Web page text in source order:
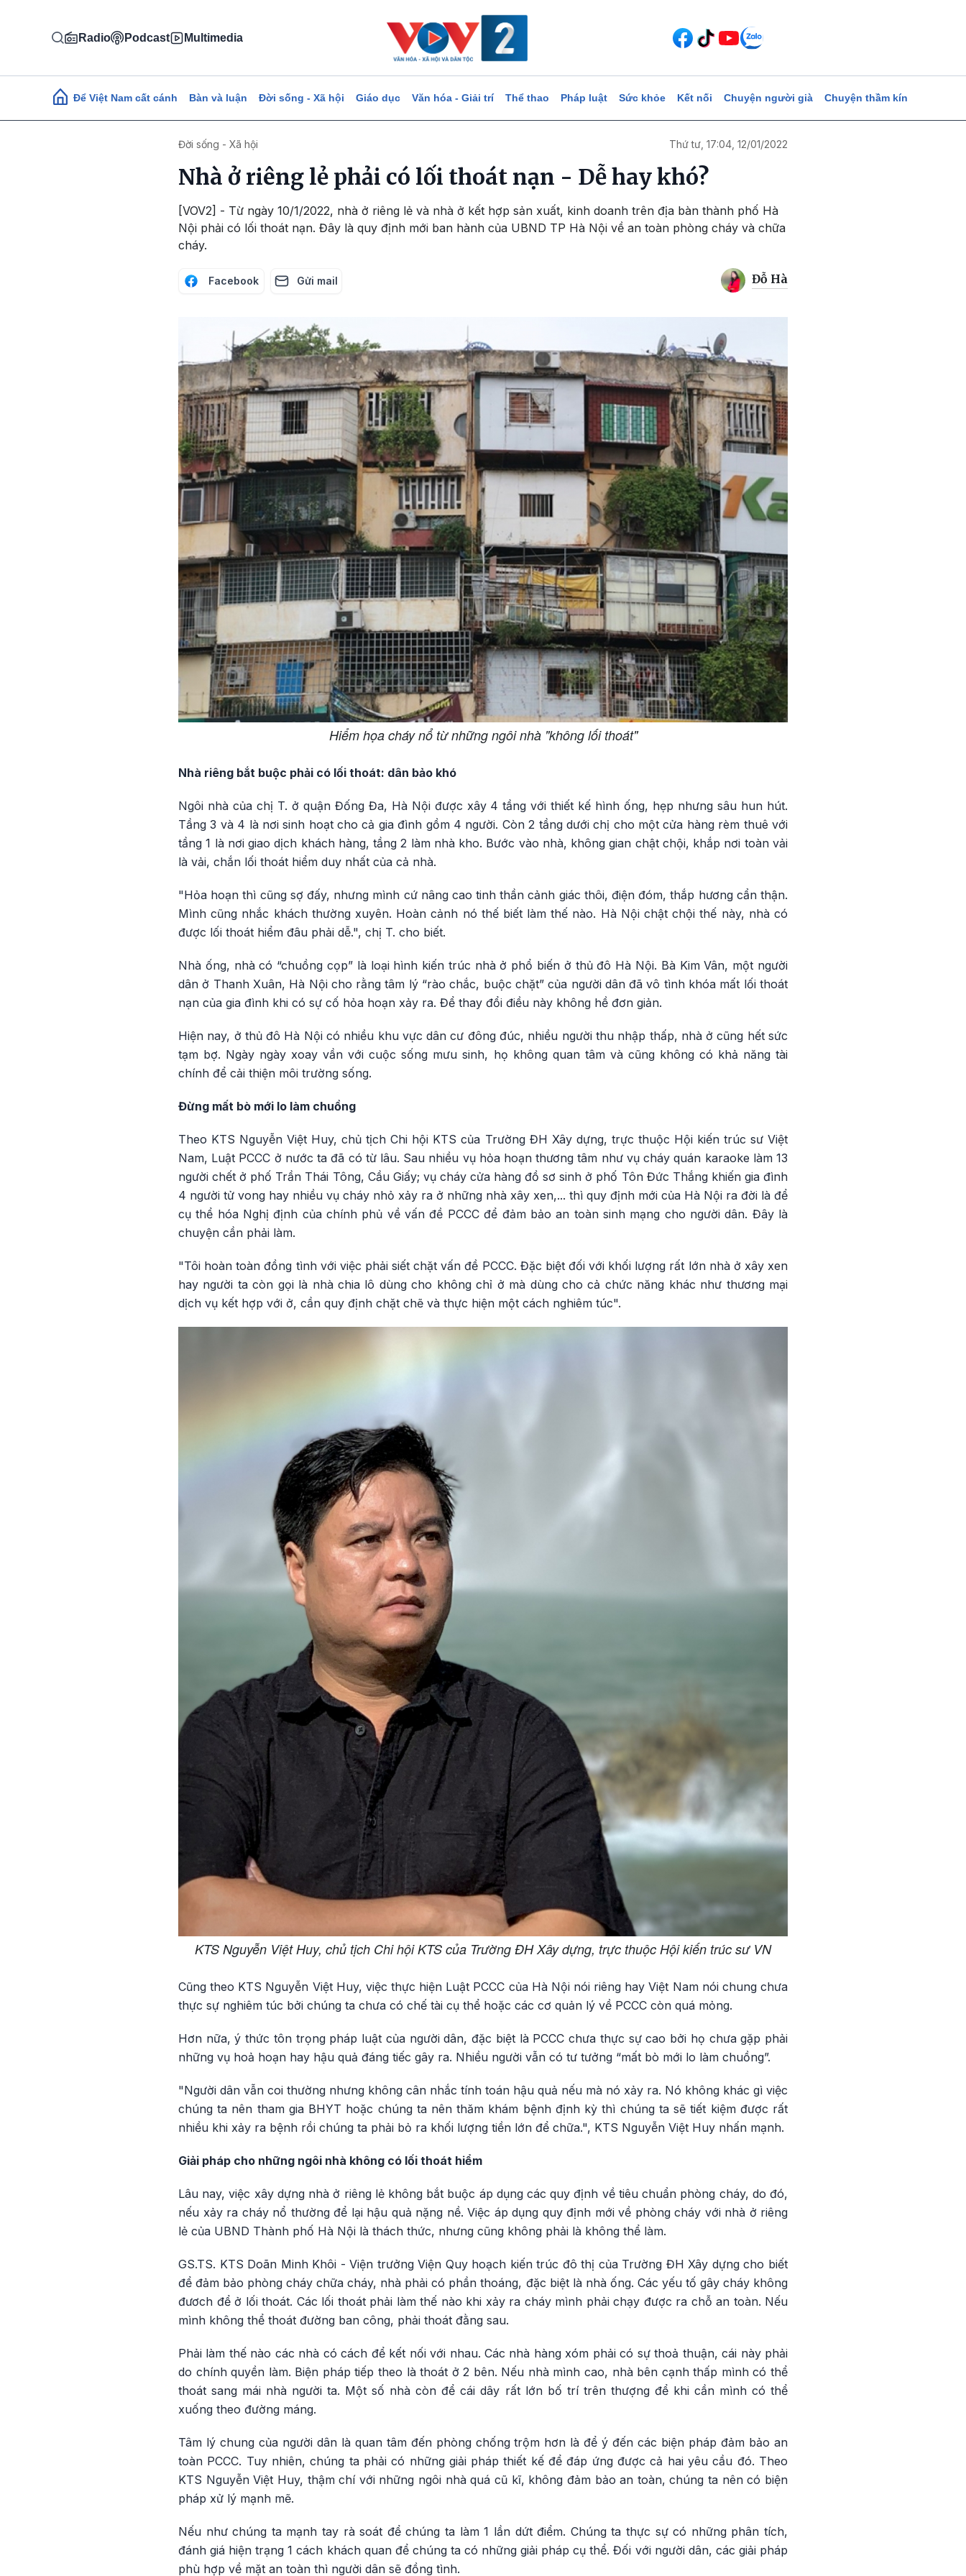
Radio Podcast Multimedia
Main navigation
Để Việt Nam cất cánh Bàn và luận Đời sống - Xã hội Giáo dục Văn hóa - Giải trí Thể thao Pháp luật Sức khỏe Kết nối Chuyện người già Chuyện thầm kín
Đời sống - Xã hội Thứ tư, 17:04, 12/01/2022
Nhà ở riêng lẻ phải có lối thoát nạn - Dễ hay khó?
[VOV2] - Từ ngày 10/1/2022, nhà ở riêng lẻ và nhà ở kết hợp sản xuất, kinh doanh trên địa bàn thành phố Hà
Nội phải có lối thoát nạn. Đây là quy định mới ban hành của UBND TP Hà Nội về an toàn phòng cháy và chữa
cháy.
Facebook Gửi mail Đỗ Hà
Hiểm họa cháy nổ từ những ngôi nhà "không lối thoát"
Nhà riêng bắt buộc phải có lối thoát: dân bảo khó
Ngôi nhà của chị T. ở quận Đống Đa, Hà Nội được xây 4 tầng với thiết kế hình ống, hẹp nhưng sâu hun hút.
Tầng 3 và 4 là nơi sinh hoạt cho cả gia đình gồm 4 người. Còn 2 tầng dưới chị cho một cửa hàng rèm thuê với
tầng 1 là nơi giao dịch khách hàng, tầng 2 làm nhà kho. Bước vào nhà, không gian chật chội, khắp nơi toàn vải
là vải, chắn lối thoát hiểm duy nhất của cả nhà.
"Hỏa hoạn thì cũng sợ đấy, nhưng mình cứ nâng cao tinh thần cảnh giác thôi, điện đóm, thắp hương cẩn thận.
Mình cũng nhắc khách thường xuyên. Hoàn cảnh nó thế biết làm thế nào. Hà Nội chật chội thế này, nhà có
được lối thoát hiểm đâu phải dễ.", chị T. cho biết.
Nhà ống, nhà có “chuồng cọp” là loại hình kiến trúc nhà ở phổ biến ở thủ đô Hà Nội. Bà Kim Vân, một người
dân ở Thanh Xuân, Hà Nội cho rằng tâm lý “rào chắc, buộc chặt” của người dân đã vô tình khóa mất lối thoát
nạn của gia đình khi có sự cố hỏa hoạn xảy ra. Để thay đổi điều này không hề đơn giản.
Hiện nay, ở thủ đô Hà Nội có nhiều khu vực dân cư đông đúc, nhiều người thu nhập thấp, nhà ở cũng hết sức
tạm bợ. Ngày ngày xoay vần với cuộc sống mưu sinh, họ không quan tâm và cũng không có khả năng tài
chính để cải thiện môi trường sống.
Đừng mất bò mới lo làm chuồng
Theo KTS Nguyễn Việt Huy, chủ tịch Chi hội KTS của Trường ĐH Xây dựng, trực thuộc Hội kiến trúc sư Việt
Nam, Luật PCCC ở nước ta đã có từ lâu. Sau nhiều vụ hỏa hoạn thương tâm như vụ cháy quán karaoke làm 13
người chết ở phố Trần Thái Tông, Cầu Giấy; vụ cháy cửa hàng đồ sơ sinh ở phố Tôn Đức Thắng khiến gia đình
4 người tử vong hay nhiều vụ cháy nhỏ xảy ra ở những nhà xây xen,... thì quy định mới của Hà Nội ra đời là để
cụ thể hóa Nghị định của chính phủ về vấn đề PCCC để đảm bảo an toàn sinh mạng cho người dân. Đây là
chuyện cần phải làm.
"Tôi hoàn toàn đồng tình với việc phải siết chặt vấn đề PCCC. Đặc biệt đối với khối lượng rất lớn nhà ở xây xen
hay người ta còn gọi là nhà chia lô dùng cho không chỉ ở mà dùng cho cả chức năng khác như thương mại
dịch vụ kết hợp với ở, cần quy định chặt chẽ và thực hiện một cách nghiêm túc".
KTS Nguyễn Việt Huy, chủ tịch Chi hội KTS của Trường ĐH Xây dựng, trực thuộc Hội kiến trúc sư VN
Cũng theo KTS Nguyễn Việt Huy, việc thực hiện Luật PCCC của Hà Nội nói riêng hay Việt Nam nói chung chưa
thực sự nghiêm túc bởi chúng ta chưa có chế tài cụ thể hoặc các cơ quản lý về PCCC còn quá mỏng.
Hơn nữa, ý thức tôn trọng pháp luật của người dân, đặc biệt là PCCC chưa thực sự cao bởi họ chưa gặp phải
những vụ hoả hoạn hay hậu quả đáng tiếc gây ra. Nhiều người vẫn có tư tưởng “mất bò mới lo làm chuồng”.
"Người dân vẫn coi thường nhưng không cân nhắc tính toán hậu quả nếu mà nó xảy ra. Nó không khác gì việc
chúng ta nên tham gia BHYT hoặc chúng ta nên thăm khám bệnh định kỳ thì chúng ta sẽ tiết kiệm được rất
nhiều khi xảy ra bệnh rồi chúng ta phải bỏ ra khối lượng tiền lớn để chữa.", KTS Nguyễn Việt Huy nhấn mạnh.
Giải pháp cho những ngôi nhà không có lối thoát hiểm
Lâu nay, việc xây dựng nhà ở riêng lẻ không bắt buộc áp dụng các quy định về tiêu chuẩn phòng cháy, do đó,
nếu xảy ra cháy nổ thường để lại hậu quả nặng nề. Việc áp dụng quy định mới về phòng cháy với nhà ở riêng
lẻ của UBND Thành phố Hà Nội là thách thức, nhưng cũng không phải là không thể làm.
GS.TS. KTS Doãn Minh Khôi - Viện trưởng Viện Quy hoạch kiến trúc đô thị của Trường ĐH Xây dựng cho biết
để đảm bảo phòng cháy chữa cháy, nhà phải có phần thoáng, đặc biệt là nhà ống. Các yếu tố gây cháy không
đươch để ở lối thoát. Các lối thoát phải làm thế nào khi xảy ra cháy mình phải chạy được ra chỗ an toàn. Nếu
mình không thể thoát đường ban công, phải thoát đằng sau.
Phải làm thế nào các nhà có cách để kết nối với nhau. Các nhà hàng xóm phải có sự thoả thuận, cái này phải
do chính quyền làm. Biện pháp tiếp theo là thoát ở 2 bên. Nếu nhà mình cao, nhà bên cạnh thấp mình có thể
thoát sang mái nhà người ta. Một số nhà còn để cái dây rất lớn bố trí trên thượng để khi cần mình có thể
xuống theo đường máng.
Tâm lý chung của người dân là quan tâm đến phòng chống trộm hơn là để ý đến các biện pháp đảm bảo an
toàn PCCC. Tuy nhiên, chúng ta phải có những giải pháp thiết kế để đáp ứng được cả hai yêu cầu đó. Theo
KTS Nguyễn Việt Huy, thậm chí với những ngôi nhà quá cũ kĩ, không đảm bảo an toàn, chúng ta nên có biện
pháp xử lý mạnh mẽ.
Nếu như chúng ta mạnh tay rà soát để chúng ta làm 1 lần dứt điểm. Chúng ta thực sự có những phân tích,
đánh giá hiện trạng 1 cách khách quan để chúng ta có những giải pháp cụ thể. Đối với người dân, các giải pháp
phù hợp về mặt an toàn thì người dân sẽ đồng tình.